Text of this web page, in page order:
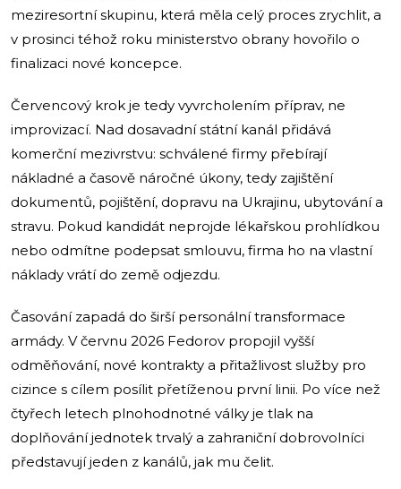
meziresortní skupinu, která měla celý proces zrychlit, a
v prosinci téhož roku ministerstvo obrany hovořilo o
finalizaci nové koncepce.
Červencový krok je tedy vyvrcholením příprav, ne
improvizací. Nad dosavadní státní kanál přidává
komerční mezivrstvu: schválené firmy přebírají
nákladné a časově náročné úkony, tedy zajištění
dokumentů, pojištění, dopravu na Ukrajinu, ubytování a
stravu. Pokud kandidát neprojde lékařskou prohlídkou
nebo odmítne podepsat smlouvu, firma ho na vlastní
náklady vrátí do země odjezdu.
Časování zapadá do širší personální transformace
armády. V červnu 2026 Fedorov propojil vyšší
odměňování, nové kontrakty a přitažlivost služby pro
cizince s cílem posílit přetíženou první linii. Po více než
čtyřech letech plnohodnotné války je tlak na
doplňování jednotek trvalý a zahraniční dobrovolníci
představují jeden z kanálů, jak mu čelit.